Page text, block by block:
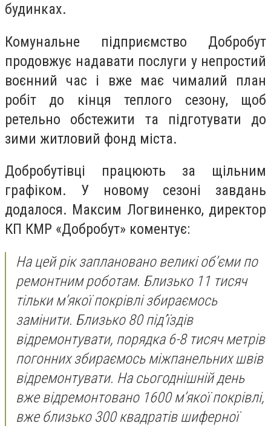
будинках.
Комунальне підприємство Добробут
продовжує надавати послуги у непростий
воєнний час і вже має чималий план
робіт до кінця теплого сезону, щоб
ретельно обстежити та підготувати до
зими житловий фонд міста.
Добробутівці працюють за щільним
графіком. У новому сезоні завдань
додалося. Максим Логвиненко, директор
КП КМР «Добробут» коментує:
На цей рік заплановано великі об’єми по
ремонтним роботам. Близько 11 тисяч
тільки м’якої покрівлі збираємось
замінити. Близько 80 під’їздів
відремонтувати, порядка 6-8 тисяч метрів
погонних збираємось міжпанельних швів
відремонтувати. На сьогоднішній день
вже відремонтовано 1600 м’якої покрівлі,
вже близько 300 квадратів шиферної